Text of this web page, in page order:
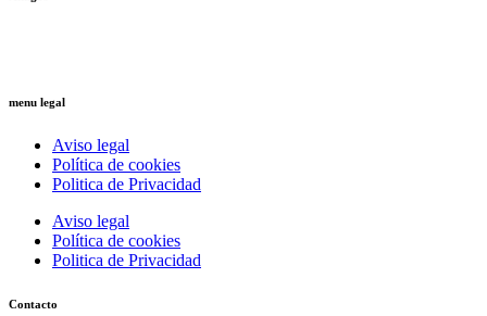
menu legal
Aviso legal
Política de cookies
Politica de Privacidad
Aviso legal
Política de cookies
Politica de Privacidad
Contacto